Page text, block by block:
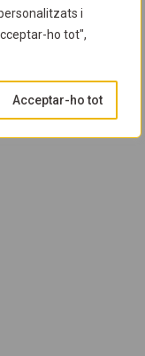
i
ho tot",
Acceptar-ho tot
DE LA FIRA